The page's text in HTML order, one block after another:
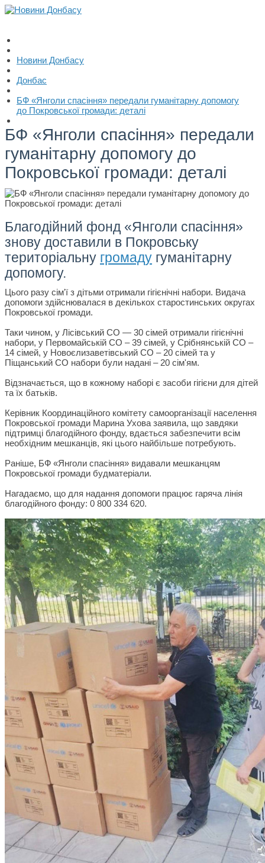
Новини Донбасу
Донбас
БФ «Янголи спасіння» передали гуманітарну допомогу
до Покровської громади: деталі
БФ «Янголи спасіння» передали
гуманітарну допомогу до
Покровської громади: деталі
Благодійний фонд «Янголи спасіння»
знову доставили в Покровську
територіальну громаду гуманітарну
допомогу.
Цього разу сім'ї з дітьми отримали гігієнічні набори. Видача
допомоги здійснювалася в декількох старостинських округах
Покровської громади.
Таки чином, у Лісівський СО — 30 сімей отримали гігієнічні
набори, у Первомайській СО – 39 сімей, у Срібнянській СО –
14 сімей, у Новоєлизаветівський СО – 20 сімей та у
Піщанський СО набори були надані – 20 сім'ям.
Відзначається, що в кожному наборі є засоби гігієни для дітей
та їх батьків.
Керівник Координаційного комітету самоорганізації населення
Покровської громади Марина Ухова заявила, що завдяки
підтримці благодійного фонду, вдається забезпечити всім
необхідним мешканців, які цього найбільше потребують.
Раніше, БФ «Янголи спасіння» видавали мешканцям
Покровської громади будматеріали.
Нагадаємо, що для надання допомоги працює гаряча лінія
благодійного фонду: 0 800 334 620.